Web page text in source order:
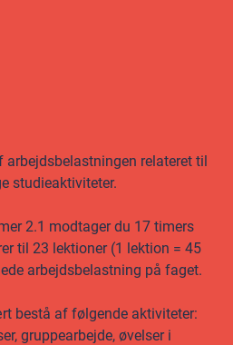
relateret til
studieaktiviteter.
2.1 modtager du 17 timers
til 23 lektioner (1 lektion = 45
arbejdsbelastning på faget.
bestå af følgende aktiviteter:
gruppearbejde, øvelser i